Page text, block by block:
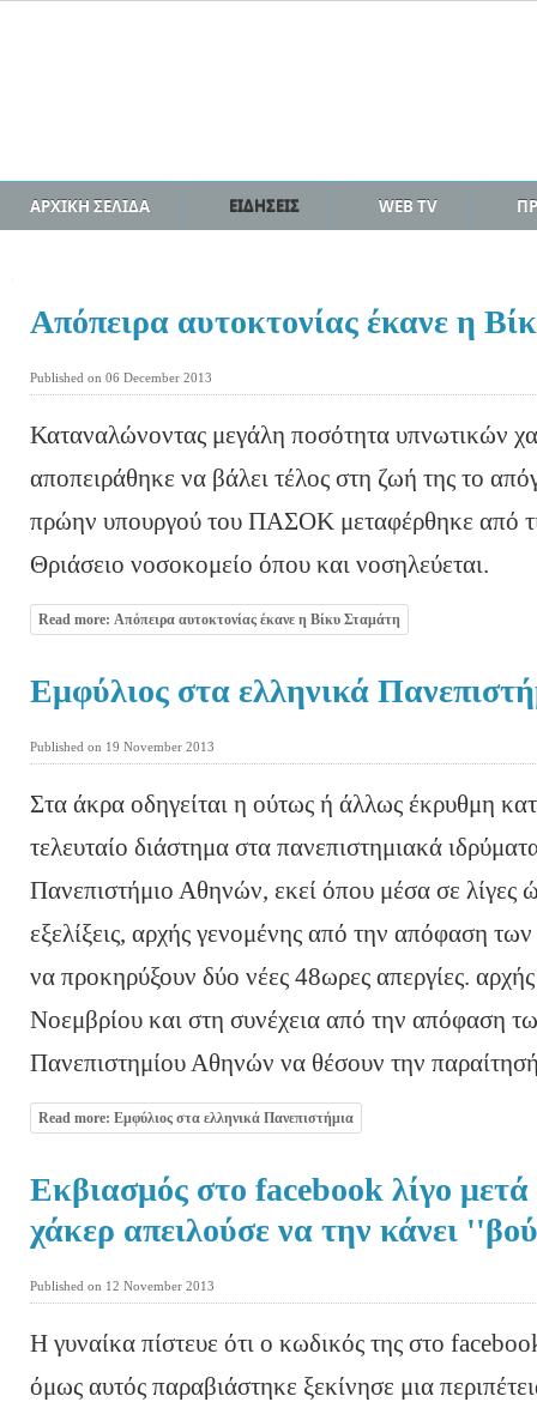
ΑΡΧΙΚΗ ΣΕΛΙΔΑ ΕΙΔΗΣΕΙΣ WEB TV
Απόπειρα αυτοκτονίας έκανε η
Published on 06 December 2013
Καταναλώνοντας μεγάλη ποσότητα υπνωτικών
αποπειράθηκε να βάλει τέλος στη ζωή της το
πρώην υπουργού του ΠΑΣΟΚ μεταφέρθηκε από
Θριάσειο νοσοκομείο όπου και νοσηλεύεται.
Read more: Απόπειρα αυτοκτονίας έκανε η Βίκυ Σταμάτη
Εμφύλιος στα ελληνικά
Published on 19 November 2013
Στα άκρα οδηγείται η ούτως ή άλλως έκρυθμη
τελευταίο διάστημα στα πανεπιστημιακά
Πανεπιστήμιο Αθηνών, εκεί όπου μέσα σε λίγες
εξελίξεις, αρχής γενομένης από την απόφαση
να προκηρύξουν δύο νέες 48ωρες απεργίες.
Νοεμβρίου και στη συνέχεια από την απόφαση
Πανεπιστημίου Αθηνών να θέσουν την
Read more: Εμφύλιος στα ελληνικά Πανεπιστήμια
Εκβιασμός στο facebook λίγο
χάκερ απειλούσε να την κάνει
Published on 12 November 2013
Η γυναίκα πίστευε ότι ο κωδικός της στο
όμως αυτός παραβιάστηκε ξεκίνησε μια